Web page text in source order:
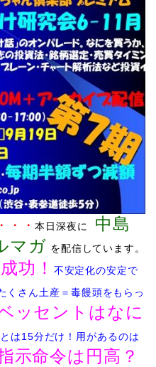
・・・本日深夜に 中島
マガ を配信しています 。
功！
不安定化の安定で
くさん土産＝毒饅頭をもらっ
ッセントはなに
は15分だけ！用があるのは
示命令は円高？